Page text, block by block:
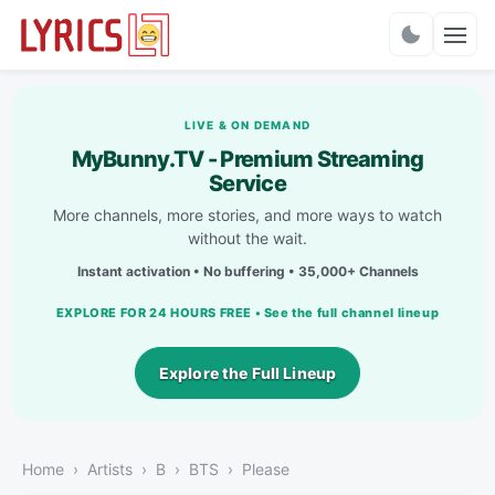
LIVE & ON DEMAND
MyBunny.TV - Premium Streaming
Service
More channels, more stories, and more ways to watch
without the wait.
Instant activation • No buffering • 35,000+ Channels
EXPLORE FOR 24 HOURS FREE • See the full channel lineup
Explore the Full Lineup
Home Artists B BTS Please